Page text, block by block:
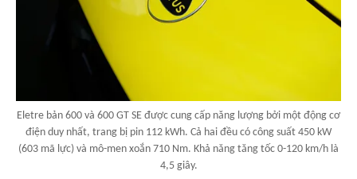
Eletre bản 600 và 600 GT SE được cung cấp năng lượng bởi một động cơ
điện duy nhất, trang bị pin 112 kWh. Cả hai đều có công suất 450 kW
(603 mã lực) và mô-men xoắn 710 Nm. Khả năng tăng tốc 0-120 km/h là
4,5 giây.